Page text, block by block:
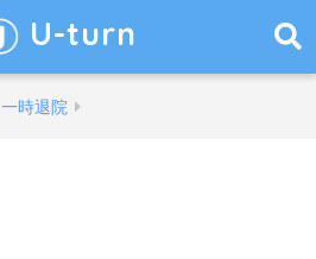
U-turn
一時退院